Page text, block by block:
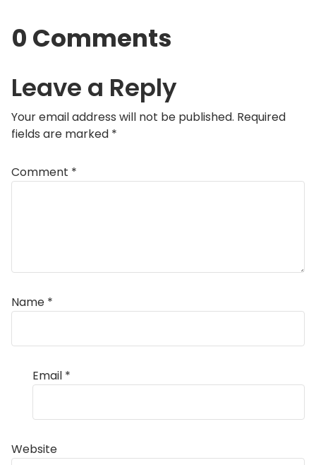
0 Comments
Leave a Reply
Your email address will not be published. Required
fields are marked *
Comment *
Name *
Email *
Website